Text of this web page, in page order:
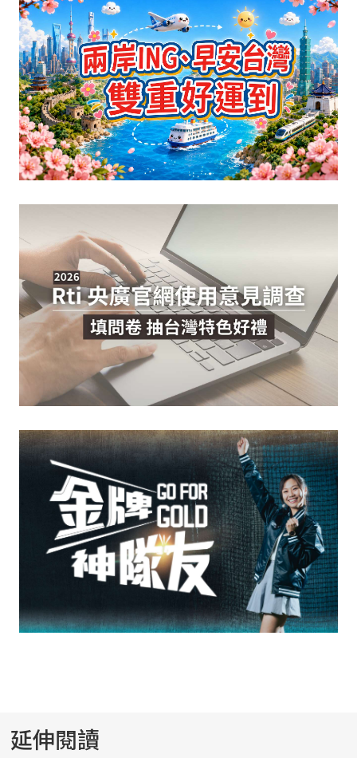
延伸閱讀